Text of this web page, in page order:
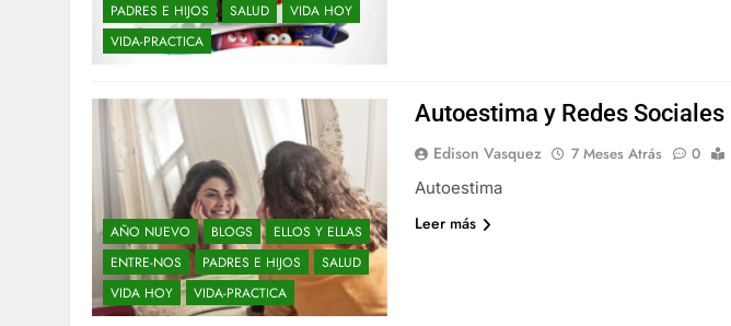
PADRES E HIJOS
SALUD
VIDA HOY
VIDA-PRACTICA
AÑO NUEVO BLOGS
ELLOS Y ELLAS
ENTRE-NOS
PADRES E HIJOS
SALUD
VIDA HOY
VIDA-PRACTICA
Autoestima y Redes Sociales
Edison Vasquez 7 Meses Atrás 0
Autoestima
Leer más